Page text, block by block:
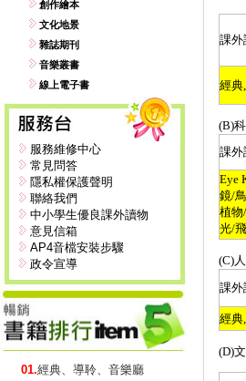
創作繪本
文化地景
雜誌期刊
音樂叢書
線上電子書
服務維修中心
常見問答
隱私權保護聲明
聯絡我們
中小學生優良課外讀物
意見信箱
AP4音檔安裝步驟
政令宣導
01.經典、導聆、音樂廳
課外
經典,
(B)
課外
Eye
鏡/
植物/
光/
(C)
課外
經典,
(D)